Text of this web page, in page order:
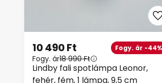
Lindby fali spotlámpa Leonor,
fehér, fém, 1 lámpa, 9,5 cm
10 490 Ft Fogy. ár -44%
Fogy. ár18 990 Ft